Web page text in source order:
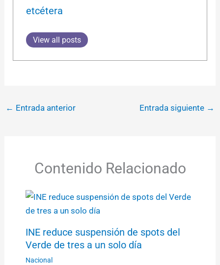
etcétera
View all posts
← Entrada anterior Entrada siguiente →
Contenido Relacionado
INE reduce suspensión de spots del
Verde de tres a un solo día
Nacional